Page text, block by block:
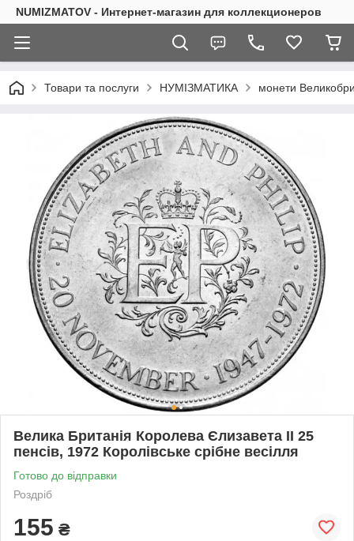
NUMIZMATOV - Интернет-магазин для коллекционеров
Товари та послуги НУМІЗМАТИКА монети
Велика Британія Королева Єлизавета II 25
пенсів, 1972 Королівське срібне весілля
Готово до відправки
Роздріб
155 ₴